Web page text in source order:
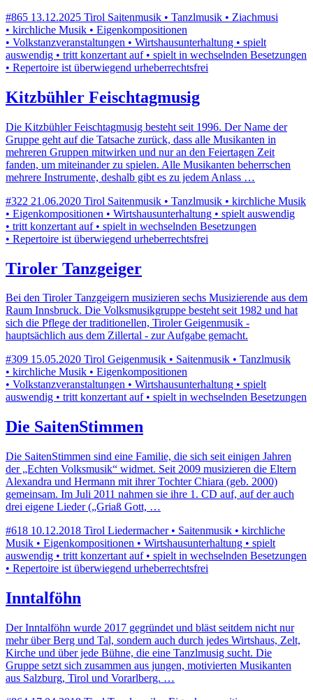
#865 13.12.2025 Tirol Saitenmusik • Tanzlmusik • Ziachmusi
• kirchliche Musik • Eigenkompositionen
• Volkstanzveranstaltungen • Wirtshausunterhaltung • spielt
auswendig • tritt konzertant auf • spielt in wechselnden Besetzungen
• Repertoire ist überwiegend urheberrechtsfrei
Kitzbühler Feischtagmusig
Die Kitzbühler Feischtagmusig besteht seit 1996. Der Name der
Gruppe geht auf die Tatsache zurück, dass alle Musikanten in
mehreren Gruppen mitwirken und nur an den Feiertagen Zeit
fanden, um miteinander zu spielen. Alle Musikanten beherrschen
mehrere Instrumente, deshalb gibt es zu jedem Anlass …
#322 21.06.2020 Tirol Saitenmusik • Tanzlmusik • kirchliche Musik
• Eigenkompositionen • Wirtshausunterhaltung • spielt auswendig
• tritt konzertant auf • spielt in wechselnden Besetzungen
• Repertoire ist überwiegend urheberrechtsfrei
Tiroler Tanzgeiger
Bei den Tiroler Tanzgeigern musizieren sechs Musizierende aus dem
Raum Innsbruck. Die Volksmusikgruppe besteht seit 1982 und hat
sich die Pflege der traditionellen, Tiroler Geigenmusik -
hauptsächlich aus dem Zillertal - zur Aufgabe gemacht.
#309 15.05.2020 Tirol Geigenmusik • Saitenmusik • Tanzlmusik
• kirchliche Musik • Eigenkompositionen
• Volkstanzveranstaltungen • Wirtshausunterhaltung • spielt
auswendig • tritt konzertant auf • spielt in wechselnden Besetzungen
Die SaitenStimmen
Die SaitenStimmen sind eine Familie, die sich seit einigen Jahren
der „Echten Volksmusik“ widmet. Seit 2009 musizieren die Eltern
Alexandra und Hermann mit ihrer Tochter Chiara (geb. 2000)
gemeinsam. Im Juli 2011 nahmen sie ihre 1. CD auf, auf der auch
drei eigene Lieder („Griaß Gott, …
#618 10.12.2018 Tirol Liedermacher • Saitenmusik • kirchliche
Musik • Eigenkompositionen • Wirtshausunterhaltung • spielt
auswendig • tritt konzertant auf • spielt in wechselnden Besetzungen
• Repertoire ist überwiegend urheberrechtsfrei
Inntalföhn
Der Inntalföhn wurde 2017 gegründet und bläst seitdem nicht nur
mehr über Berg und Tal, sondern auch durch jedes Wirtshaus, Zelt,
Kirche und über jede Bühne, die eine Tanzlmusig sucht. Die
Gruppe setzt sich zusammen aus jungen, motivierten Musikanten
aus Salzburg, Tirol und Vorarlberg. …